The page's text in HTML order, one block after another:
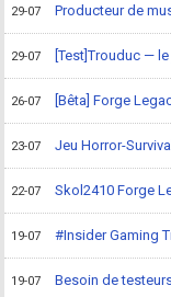
29-07 Producteur de
29-07 [Test]Trouduc —
26-07 [Bêta] Forge
23-07 Jeu Horror-
22-07 Skol2410 Forge
19-07 #Insider Gaming
19-07 Besoin de